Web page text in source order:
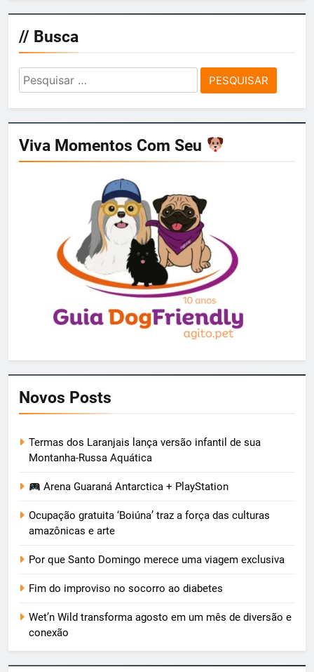
// Busca
Pesquisar
por:
Viva Momentos Com Seu
Novos Posts
Termas dos Laranjais lança versão infantil de sua
Montanha-Russa Aquática
Arena Guaraná Antarctica + PlayStation
Ocupação gratuita ‘Boiúna’ traz a força das culturas
amazônicas e arte
Por que Santo Domingo merece uma viagem exclusiva
Fim do improviso no socorro ao diabetes
Wet’n Wild transforma agosto em um mês de diversão e
conexão